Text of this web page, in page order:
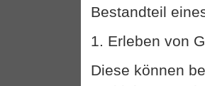
Bestandteil
1. Erleben von
Diese können